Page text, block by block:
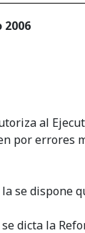
2006
al
por errores
se dispone
dicta la